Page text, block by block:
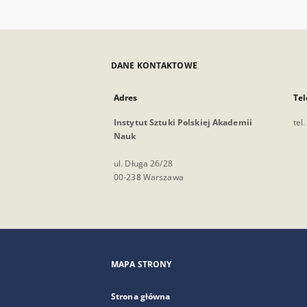
DANE KONTAKTOWE
Adres
Instytut Sztuki Polskiej Akademii
Nauk
ul. Długa 26/28
00-238 Warszawa
tel.
MAPA STRONY
Strona główna